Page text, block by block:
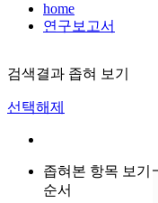
home
연구보고서
검색결과 좁혀 보기
선택해제
좁혀본 항목 보기
순서